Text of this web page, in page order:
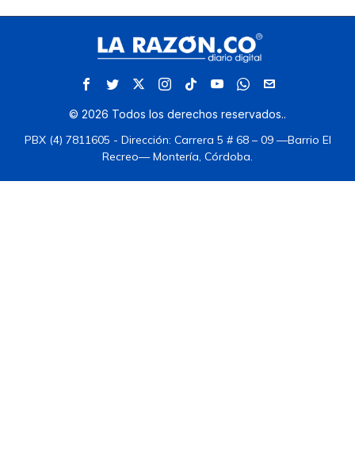
© 2026 Todos los derechos reservados..
PBX (4) 7811605 - Dirección: Carrera 5 # 68 – 09 —Barrio El
Recreo— Montería, Córdoba.